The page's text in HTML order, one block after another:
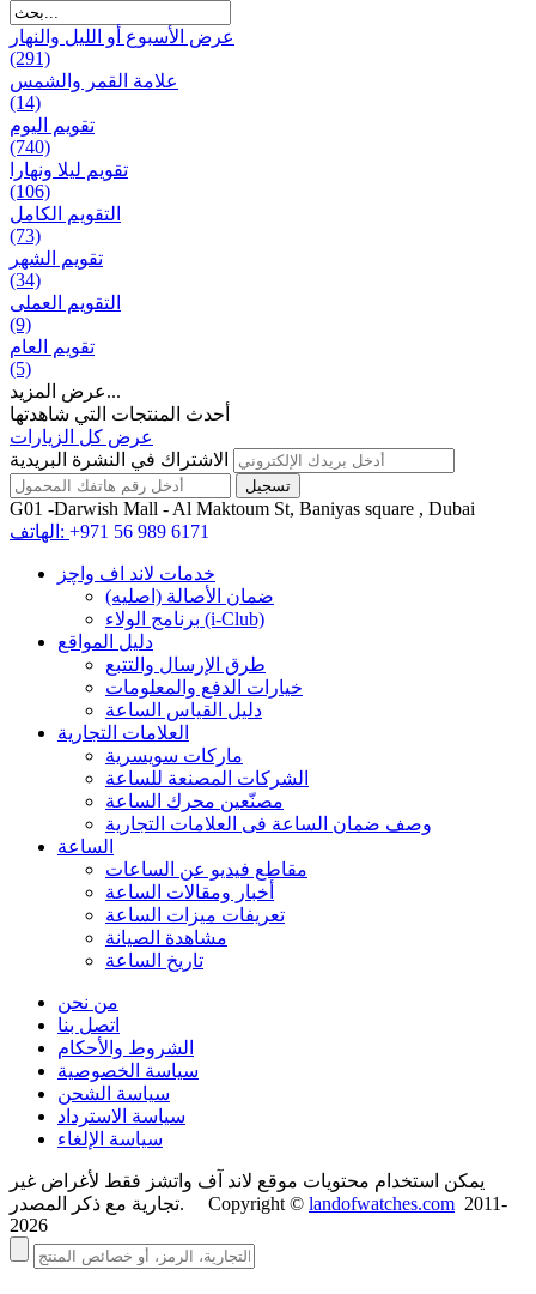
عرض الأسبوع أو الليل والنهار
(291)
علامة القمر والشمس
(14)
تقویم الیوم
(740)
تقويم ليلا ونهارا
(106)
التقويم الكامل
(73)
تقويم الشهر
(34)
التقويم العملی
(9)
تقويم العام
(5)
عرض المزيد...
أحدث المنتجات التي شاهدتها
عرض كل الزيارات
الاشتراك في النشرة البريدية
G01 -Darwish Mall - Al Maktoum St, Baniyas square , Dubai
الهاتف: +971 56 989 6171
خدمات لاند اف واچز
ضمان الأصالة (اصلیه)
برنامج الولاء (i-Club)
دليل المواقع
طرق الإرسال والتتبع
خيارات الدفع والمعلومات
دليل القياس الساعة
العلامات التجارية
ماركات سويسرية
الشركات المصنعة للساعة
مصنّعين محرك الساعة
وصف ضمان الساعة فی العلامات التجارية
الساعة
مقاطع فيديو عن الساعات
أخبار ومقالات الساعة
تعريفات ميزات الساعة
مشاهدة الصيانة
تاريخ الساعة
من نحن
اتصل بنا
الشروط والأحكام
سياسة الخصوصية
سياسة الشحن
سياسة الاسترداد
سياسة الإلغاء
يمكن استخدام محتويات موقع لاند آف واتشز فقط لأغراض غير
تجارية مع ذكر المصدر. Copyright © landofwatches.com 2011-
2026